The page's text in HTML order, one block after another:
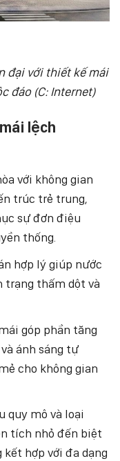
đại với thiết kế mái
đáo (C: Internet)
lệch
với không gian
trúc trẻ trung,
sự đơn điệu
thống.
hợp lý giúp nước
trạng thấm dột và
góp phần tăng
ánh sáng tự
cho không gian
quy mô và loại
tích nhỏ đến biệt
hợp với đa dạng